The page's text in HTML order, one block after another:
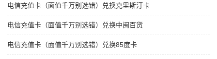
电信充值卡（面值千万别选错）兑换克里斯汀卡
电信充值卡（面值千万别选错）兑换中闽百货
电信充值卡（面值千万别选错）兑换85度卡